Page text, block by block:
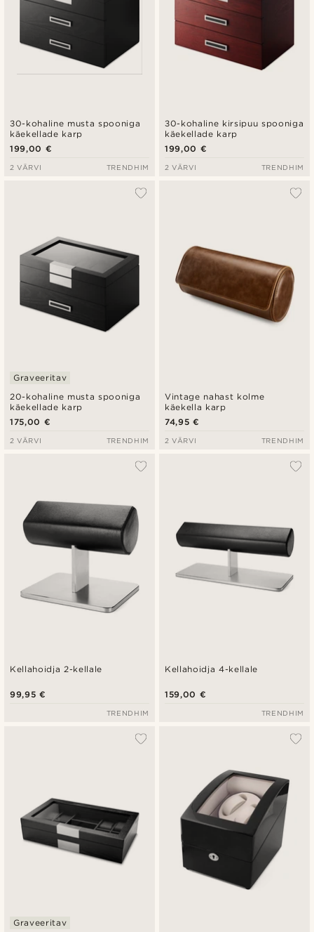
30-kohaline musta spooniga
käekellade karp
199,00 €
2 VÄRVI TRENDHIM
30-kohaline kirsipuu spooniga
käekellade karp
199,00 €
2 VÄRVI TRENDHIM
20-kohaline musta spooniga
käekellade karp
Graveeritav
175,00 €
2 VÄRVI TRENDHIM
Vintage nahast kolme
käekella karp
74,95 €
2 VÄRVI TRENDHIM
Kellahoidja 2-kellale
99,95 €
TRENDHIM
Kellahoidja 4-kellale
159,00 €
TRENDHIM
Graveeritav